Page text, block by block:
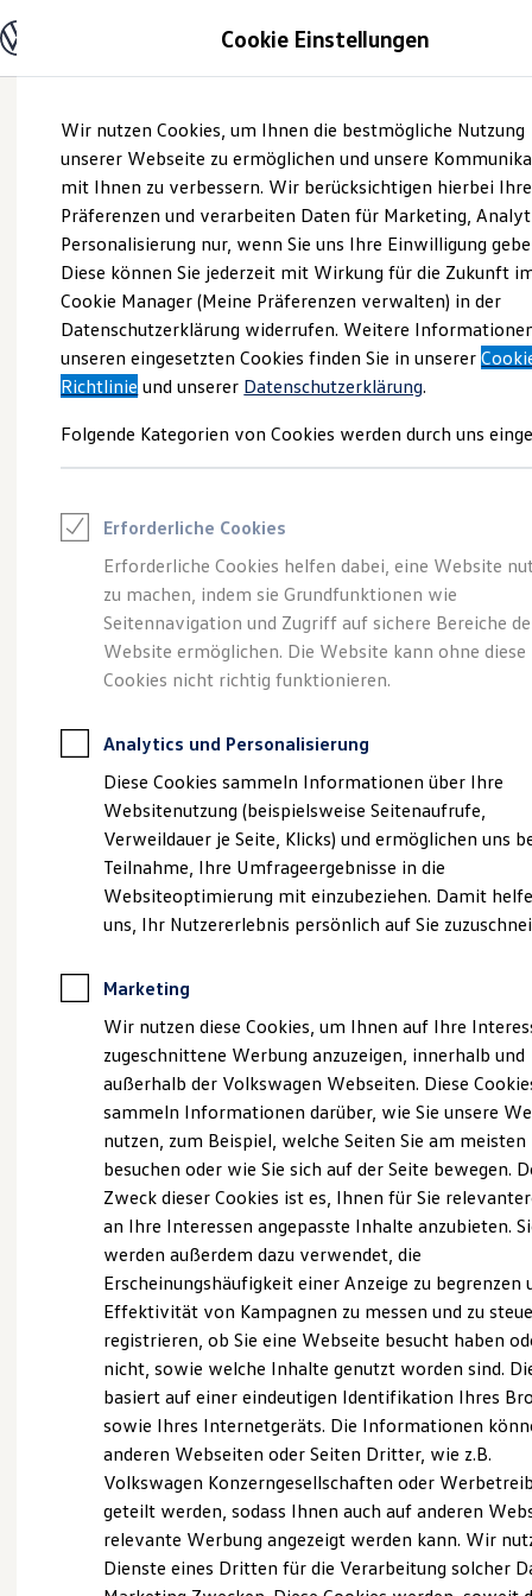
Hauptinhalt
springen
Footer
springen
Modelle und Konfigurator
Modelle vergleichen
Elektroautos
ENERGY Sondermodelle
Nutzfahrzeuge
SUV und CUV
Familienautos
Kombis
Kompaktwagen
Sportwagen
Schnell verfügbare Fahrzeuge
Angebote und Produkte
Aktuelle Angebote
E-Auto-Förderung
Volkswagen Marktplatz
Junge Gebrauchtwagen und Gebrauchtwagen
Saisonangebote
Leasing
Leasing-Angebote
Gebrauchtwagen Leasing
Junge Gebrauchtwagen-Leasing
Elektroauto Leasing
Kleinwagen-Leasing
Leasing ohne Anzahlung
Autokredit mit Schlussrate
Versicherungen und Garantien
Kfz-Versicherung
Restschuldversicherungen
Garantien
Wartungsverträge
Geschäftskunden
Professional Class bei Volkswagen
Großkunden
Behörden
Anpfiff zum Gewinn
Elektroautos
ID. Tutorials
Elektrofahrzeugkonzepte
Reichweite
Reichweite der ID. Modelle
Reichweite im Winter
Laden
Laden unterwegs
Laden Zuhause
Ladezeitensimulator
Batterie
Sicherheit
Garantie und Lebensdauer
Nachhaltigkeit
Technologie
Kosten und Kauf
Verbrauchskosten
Kaufoptionen
E-Auto-Förderung
Software und Konnektivität
Die ID. Software 6
ID. Software Versionen und Updates
Digitale Extras
Schnittstellen zu Ihrem ID.
Volkswagen Economy
Service Rabattaktion
(Impressum & Rechtliches)
Was ist der Economy Service
und wer kann ihn nutzen?
Ältere Volkswagen haben einen anderen
Servicebedarf als neue Fahrzeuge. Der Economy
Service ist speziell für Volkswagen Modelle
entwickelt worden, die älter als vier Jahre sind. Er
bietet Ihnen ein vielfältiges Leistungsspektrum mit
zeitwertgerechtem Service und hoher
Ersatzteilqualität. Die Leistungen sind durch
Fachwissen, Volkswagen Teile und langjährige
Erfahrung genau auf Ihr Fahrzeug abgestimmt und
decken nahezu alle Services ab. Die Preise sind
speziell auf das Alter Ihres Fahrzeugs ausgelegt. Bei
der Durchführung der im Serviceplan
vorgeschriebenen Leistungen wird auch die LongLife
Cookie Einstellungen
Wir nutzen Cookies, um Ihnen die bestmögliche Nutzung
unserer Webseite zu ermöglichen und unsere
mit Ihnen zu verbessern. Wir berücksichtigen hierbei Ihre
Präferenzen und verarbeiten Daten für Marketing,
Personalisierung nur, wenn Sie uns Ihre Einwilligung
Diese können Sie jederzeit mit Wirkung für die Zukunft
Cookie Manager (Meine Präferenzen verwalten) in der
Datenschutzerklärung widerrufen. Weitere
unseren eingesetzten Cookies finden Sie in unserer
Richtlinie und unserer Datenschutzerklärung.
Folgende Kategorien von Cookies werden durch uns
Erforderliche Cookies
Erforderliche Cookies helfen dabei, eine Website
zu machen, indem sie Grundfunktionen wie
Seitennavigation und Zugriff auf sichere Bereiche
Website ermöglichen. Die Website kann ohne diese
Cookies nicht richtig funktionieren.
Analytics und Personalisierung
Diese Cookies sammeln Informationen über Ihre
Websitenutzung (beispielsweise Seitenaufrufe,
Verweildauer je Seite, Klicks) und ermöglichen uns
Teilnahme, Ihre Umfrageergebnisse in die
Websiteoptimierung mit einzubeziehen. Damit
uns, Ihr Nutzererlebnis persönlich auf Sie
Marketing
Wir nutzen diese Cookies, um Ihnen auf Ihre
zugeschnittene Werbung anzuzeigen, innerhalb und
außerhalb der Volkswagen Webseiten. Diese
sammeln Informationen darüber, wie Sie unsere
nutzen, zum Beispiel, welche Seiten Sie am meisten
besuchen oder wie Sie sich auf der Seite bewegen.
Zweck dieser Cookies ist es, Ihnen für Sie
an Ihre Interessen angepasste Inhalte anzubieten.
werden außerdem dazu verwendet, die
Erscheinungshäufigkeit einer Anzeige zu begrenzen
Effektivität von Kampagnen zu messen und zu
registrieren, ob Sie eine Webseite besucht haben
nicht, sowie welche Inhalte genutzt worden sind.
basiert auf einer eindeutigen Identifikation Ihres
sowie Ihres Internetgeräts. Die Informationen
anderen Webseiten oder Seiten Dritter, wie z.B.
Volkswagen Konzerngesellschaften oder
geteilt werden, sodass Ihnen auch auf anderen
relevante Werbung angezeigt werden kann. Wir
Dienste eines Dritten für die Verarbeitung solcher